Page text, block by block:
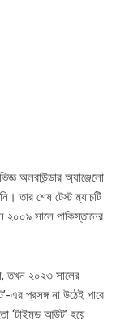
অলরাউন্ডার অ্যাঞ্জেলো
তার শেষ টেস্ট ম্যাচটি
২০০৯ সালে পাকিস্তানের
তখন ২০২৩ সালের
এর প্রসঙ্গ না উঠেই পারে
‘টাইমড আউট’ হয়ে